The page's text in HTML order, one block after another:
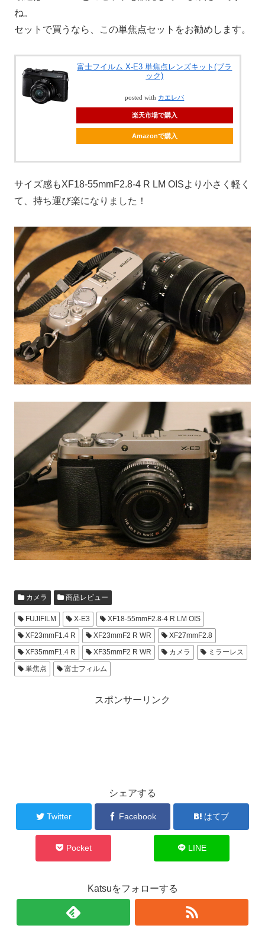
ね。
セットで買うなら、この単焦点セットをお勧めします。
富士フイルム X-E3 単焦点レンズキット(ブラ
ック)
posted with カエレバ
楽天市場で購入
Amazonで購入
サイズ感もXF18-55mmF2.8-4 R LM OISより小さく軽く
て、持ち運び楽になりました！
カメラ 商品レビュー
FUJIFILM X-E3
XF18-55mmF2.8-4 R LM OIS
XF23mmF1.4 R
XF23mmF2 R WR
XF27mmF2.8
XF35mmF1.4 R
XF35mmF2 R WR カメラ
ミラーレス
単焦点
富士フィルム
スポンサーリンク
シェアする
Twitter Facebook はてブ
Pocket LINE
Katsuをフォローする